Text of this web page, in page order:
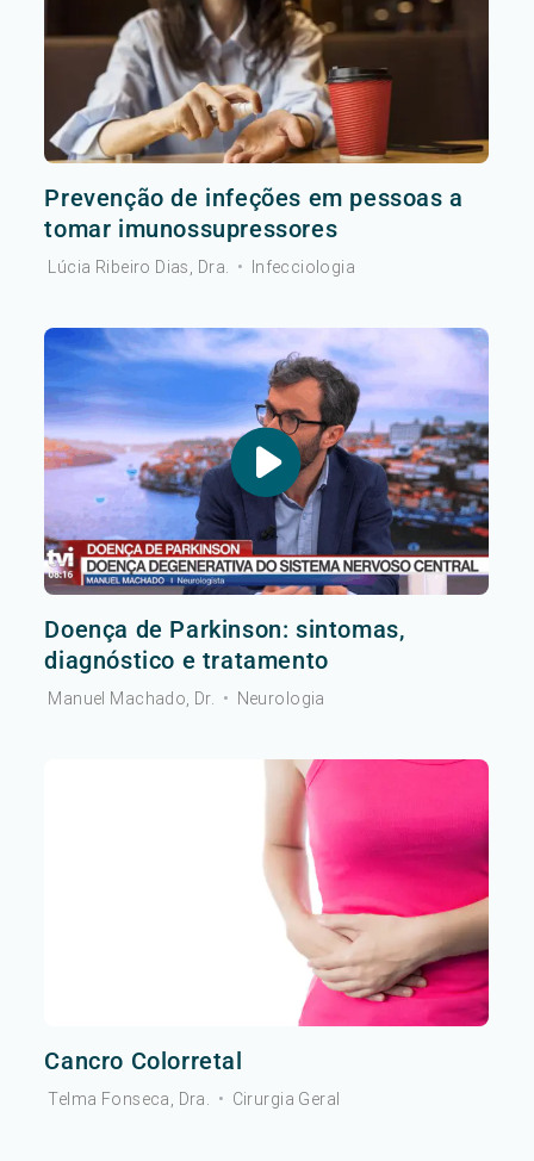
Prevenção de infeções em pessoas a
tomar imunossupressores
Lúcia Ribeiro Dias, Dra. • Infecciologia
Doença de Parkinson: sintomas,
diagnóstico e tratamento
Manuel Machado, Dr. • Neurologia
Cancro Colorretal
Telma Fonseca, Dra. • Cirurgia Geral